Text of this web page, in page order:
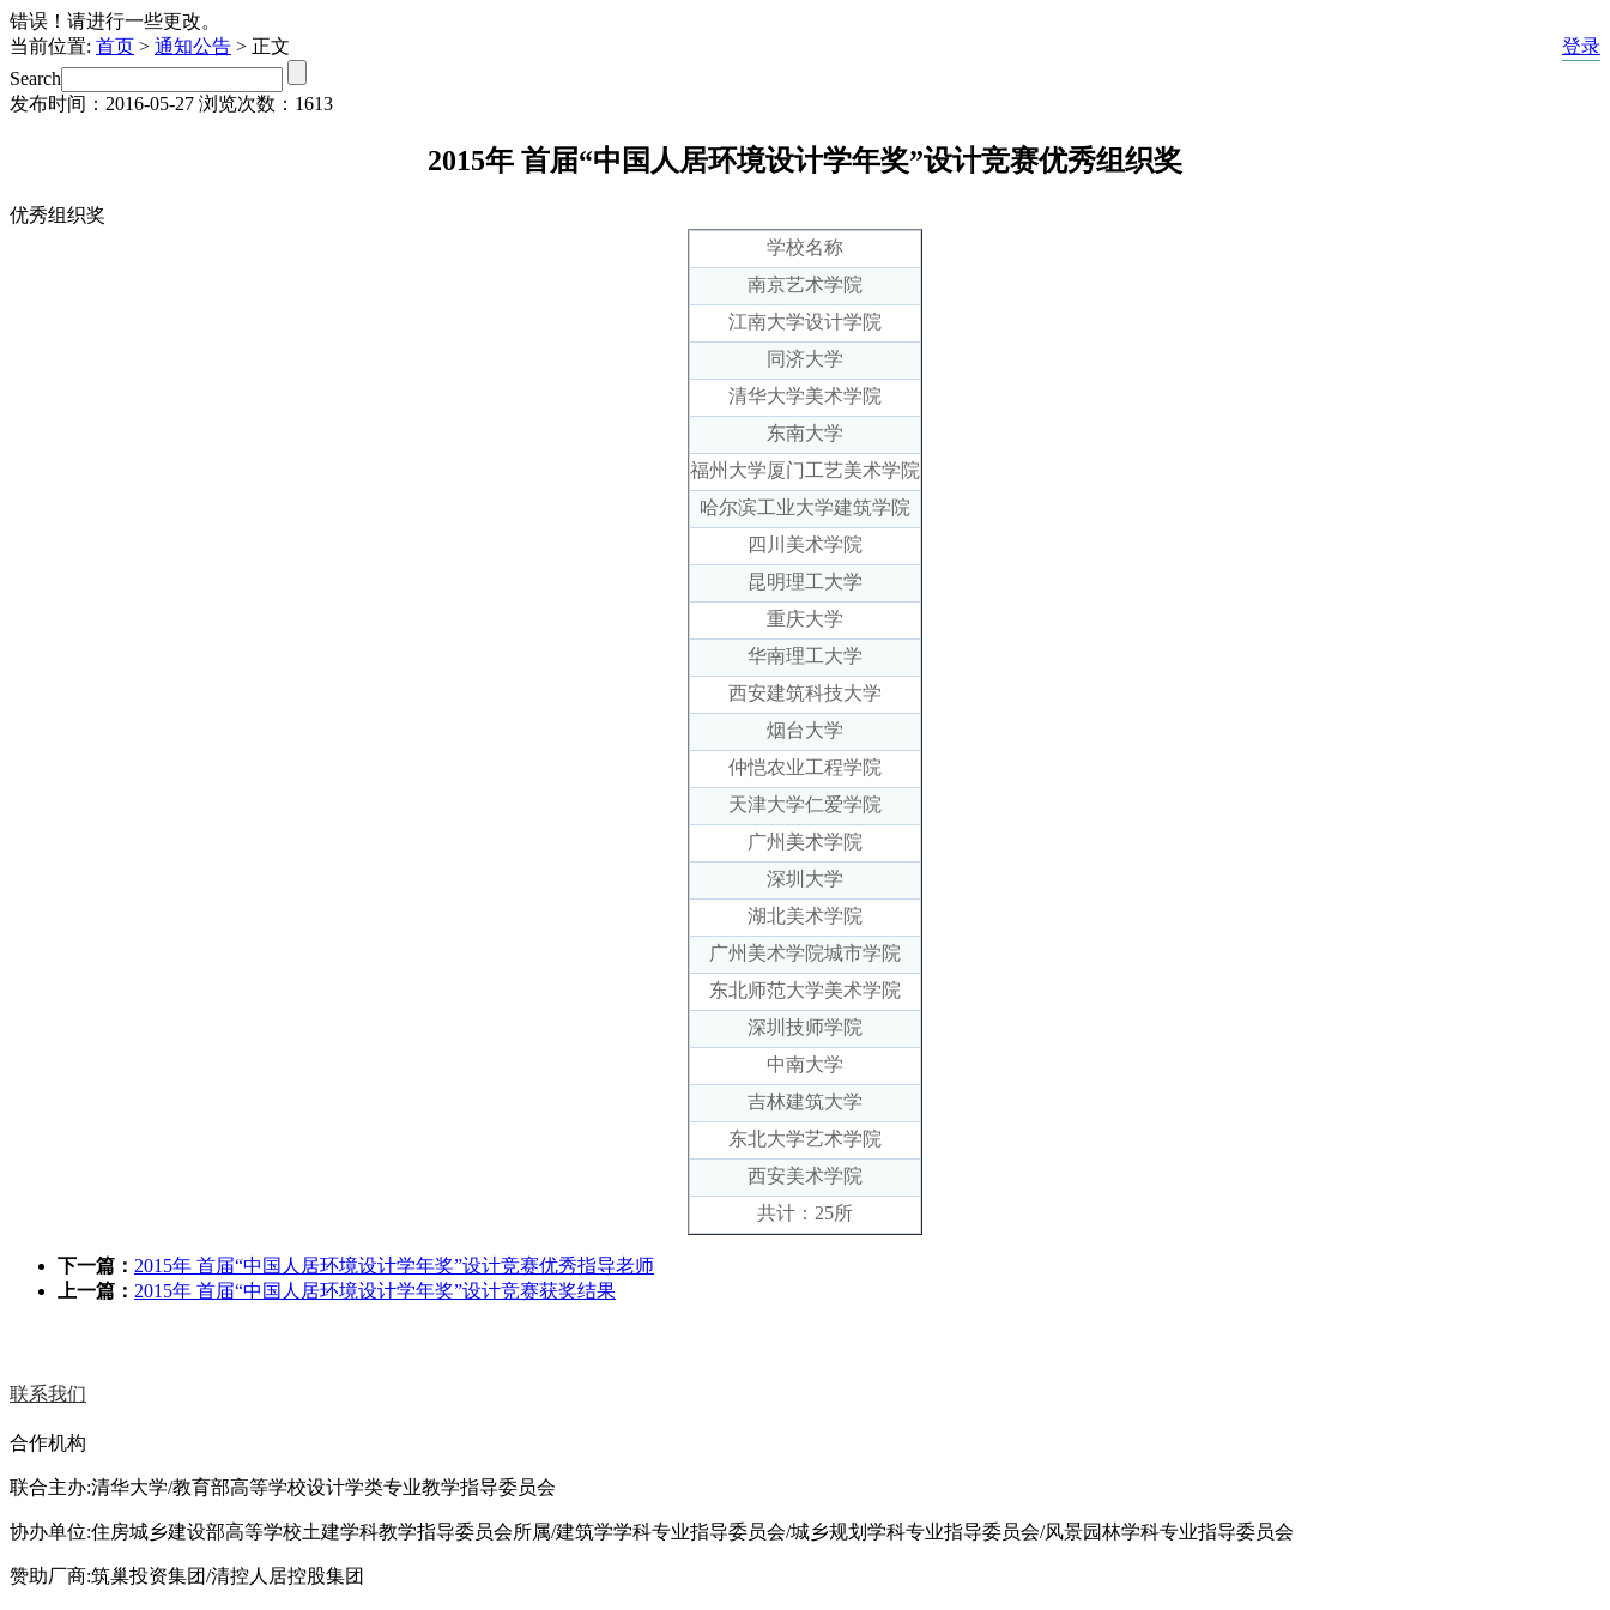
错误！请进行一些更改。
登录
当前位置: 首页 > 通知公告 > 正文
Search
发布时间：2016-05-27 浏览次数：1613
2015年 首届“中国人居环境设计学年奖”设计竞赛优秀组织奖
优秀组织奖
学校名称
南京艺术学院
江南大学设计学院
同济大学
清华大学美术学院
东南大学
福州大学厦门工艺美术学院
哈尔滨工业大学建筑学院
四川美术学院
昆明理工大学
重庆大学
华南理工大学
西安建筑科技大学
烟台大学
仲恺农业工程学院
天津大学仁爱学院
广州美术学院
深圳大学
湖北美术学院
广州美术学院城市学院
东北师范大学美术学院
深圳技师学院
中南大学
吉林建筑大学
东北大学艺术学院
西安美术学院
共计：25所
下一篇： 2015年 首届“中国人居环境设计学年奖”设计竞赛优秀指导老师
上一篇： 2015年 首届“中国人居环境设计学年奖”设计竞赛获奖结果
联系我们
合作机构
联合主办:清华大学/教育部高等学校设计学类专业教学指导委员会
协办单位:住房城乡建设部高等学校土建学科教学指导委员会所属/建筑学学科专业指导委员会/城乡规划学科专业指导委员会/风景园林学科专业指导委员会
赞助厂商:筑巢投资集团/清控人居控股集团